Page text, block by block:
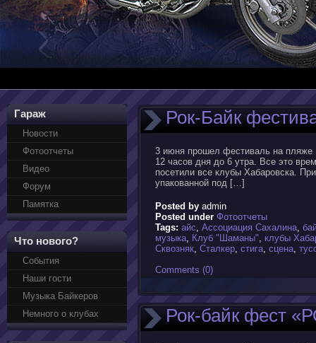
Гараж
Новости
Фотоотчеты
Видео
Форум
Памятка
Что нового?
События
Наши гости
Музыка Байкеров
Немного о клубах
Рок-Байк
3 июня прошел фестиваль на пляже
12 часов дня до 6 утра. Все это
посетили все клубы Хабаровска.
упакованной под […]
Posted by admin
Posted under Фотоотчеты
Tags: айс, Ассоциация Сахалина,
музыка, Клуб "Шаманы", клубы
Сквозняк, Сталкер, стига, сцена,
Comments (0)
Рок-байк фест